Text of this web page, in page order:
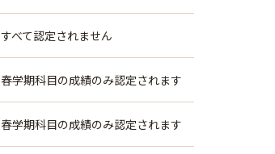
すべて認定されません
春学期科目の成績のみ認定されます
春学期科目の成績のみ認定されます